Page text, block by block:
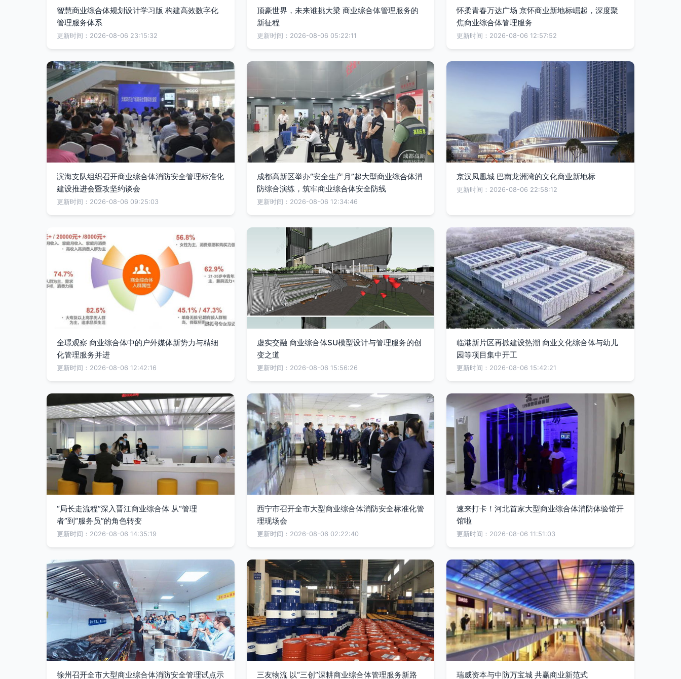
智慧商业综合体规划设计学习版 构建高效数字化
管理服务体系
更新时间：2026-08-06 23:15:32
顶豪世界，未来谁挑大梁 商业综合体管理服务的
新征程
更新时间：2026-08-06 05:22:11
怀柔青春万达广场 京怀商业新地标崛起，深度聚
焦商业综合体管理服务
更新时间：2026-08-06 12:57:52
滨海支队组织召开商业综合体消防安全管理标准化
建设推进会暨攻坚约谈会
更新时间：2026-08-06 09:25:03
成都高新区举办“安全生产月”超大型商业综合体消
防综合演练，筑牢商业综合体安全防线
更新时间：2026-08-06 12:34:46
京汉凤凰城 巴南龙洲湾的文化商业新地标
更新时间：2026-08-06 22:58:12
全璟观察 商业综合体中的户外媒体新势力与精细
化管理服务并进
更新时间：2026-08-06 12:42:16
虚实交融 商业综合体SU模型设计与管理服务的创
变之道
更新时间：2026-08-06 15:56:26
临港新片区再掀建设热潮 商业文化综合体与幼儿
园等项目集中开工
更新时间：2026-08-06 15:42:21
“局长走流程”深入晋江商业综合体 从“管理
者”到“服务员”的角色转变
更新时间：2026-08-06 14:35:19
西宁市召开全市大型商业综合体消防安全标准化管
理现场会
更新时间：2026-08-06 02:22:40
速来打卡！河北首家大型商业综合体消防体验馆开
馆啦
更新时间：2026-08-06 11:51:03
徐州召开全市大型商业综合体消防安全管理试点示
三友物流 以“三创”深耕商业综合体管理服务新路
瑞威资本与中防万宝城 共赢商业新范式